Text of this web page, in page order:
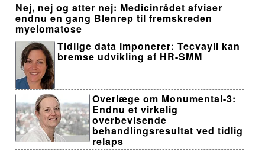
Nej, nej og atter nej: Medicinrådet afviser
endnu en gang Blenrep til fremskreden
myelomatose
Tidlige data imponerer: Tecvayli kan
bremse udvikling af HR-SMM
Overlæge om Monumental-3:
Endnu et virkelig
overbevisende
behandlingsresultat ved tidlig
relaps